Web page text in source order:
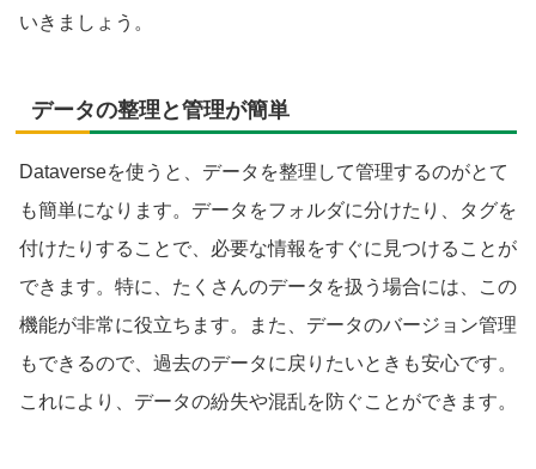
いきましょう。
データの整理と管理が簡単
Dataverseを使うと、データを整理して管理するのがとて
も簡単になります。データをフォルダに分けたり、タグを
付けたりすることで、必要な情報をすぐに見つけることが
できます。特に、たくさんのデータを扱う場合には、この
機能が非常に役立ちます。また、データのバージョン管理
もできるので、過去のデータに戻りたいときも安心です。
これにより、データの紛失や混乱を防ぐことができます。